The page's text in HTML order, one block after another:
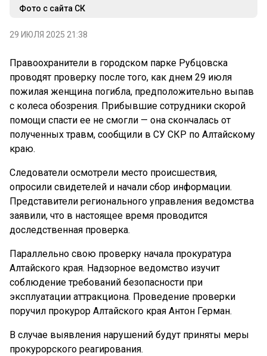
Фото с сайта СК
29 ИЮЛЯ 2025 21:38
Правоохранители в городском парке Рубцовска
проводят проверку после того, как днем 29 июля
пожилая женщина погибла, предположительно выпав
с колеса обозрения. Прибывшие сотрудники скорой
помощи спасти ее не смогли — она скончалась от
полученных травм, сообщили в СУ СКР по Алтайскому
краю.
Следователи осмотрели место происшествия,
опросили свидетелей и начали сбор информации.
Представители регионального управления ведомства
заявили, что в настоящее время проводится
доследственная проверка.
Параллельно свою проверку начала прокуратура
Алтайского края. Надзорное ведомство изучит
соблюдение требований безопасности при
эксплуатации аттракциона. Проведение проверки
поручил прокурор Алтайского края Антон Герман.
В случае выявления нарушений будут приняты меры
прокурорского реагирования.